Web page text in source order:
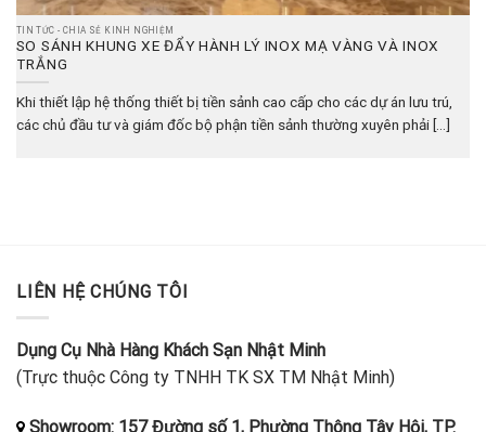
TIN TỨC - CHIA SẺ KINH NGHIỆM
SO SÁNH KHUNG XE ĐẨY HÀNH LÝ INOX MẠ VÀNG VÀ INOX
TRẮNG
Khi thiết lập hệ thống thiết bị tiền sảnh cao cấp cho các dự án lưu trú,
các chủ đầu tư và giám đốc bộ phận tiền sảnh thường xuyên phải [...]
LIÊN HỆ CHÚNG TÔI
Dụng Cụ Nhà Hàng Khách Sạn Nhật Minh
(Trực thuộc Công ty TNHH TK SX TM Nhật Minh)
Showroom: 157 Đường số 1, Phường Thông Tây Hội, TP.